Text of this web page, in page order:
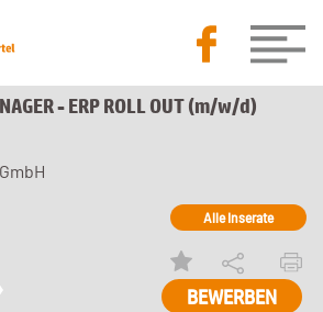
- ERP ROLL OUT (m/w/d)
Alle Inserate